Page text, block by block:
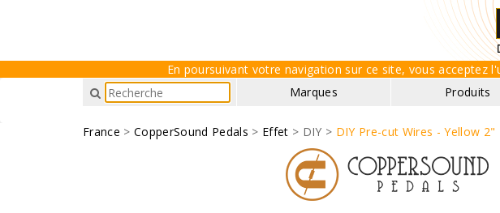
En poursuivant votre navigation sur ce site, vous acceptez
Marques
Produits
France > CopperSound Pedals > Effet > DIY > DIY Pre-cut Wires - Yellow 2"